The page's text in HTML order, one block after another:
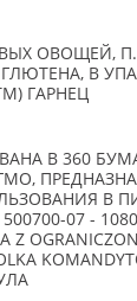
ОВОЩЕЙ, П.
В
ГАРНЕЦ
В 360
В
07 -
Z